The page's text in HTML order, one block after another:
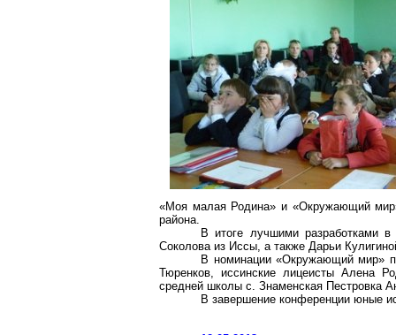
«Моя малая Родина» и «Окружающий
района.
В итоге лучшими разработками
Соколова из Иссы, а также Дарьи
В номинации «Окружающий мир»
Тюренков, иссинские лицеисты Алена
средней школы с. Знаменская Пестровка
В завершение конференции юные